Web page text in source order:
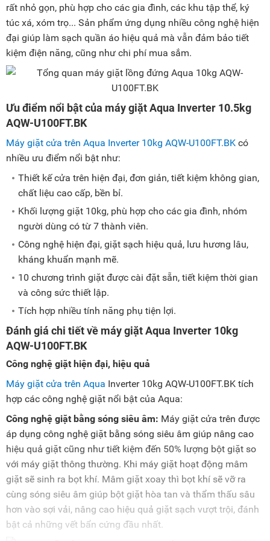
rất nhỏ gọn, phù hợp cho các gia đình, các khu tập thể, ký
túc xá, xóm trọ... Sản phẩm ứng dụng nhiều công nghệ hiện
đại giúp làm sạch quần áo hiệu quả mà vẫn đảm bảo tiết
kiệm điện năng, cũng như chi phí mua sắm.
Ưu điểm nổi bật của máy giặt Aqua Inverter 10.5kg
AQW-U100FT.BK
Máy giặt cửa trên Aqua Inverter 10kg AQW-U100FT.BK có
nhiều ưu điểm nổi bật như:
Thiết kế cửa trên hiện đại, đơn giản, tiết kiệm không gian,
chất liệu cao cấp, bền bỉ.
Khối lượng giặt 10kg, phù hợp cho các gia đình, nhóm
người dùng có từ 7 thành viên.
Công nghệ hiện đại, giặt sạch hiệu quả, lưu hương lâu,
kháng khuẩn mạnh mẽ.
10 chương trình giặt được cài đặt sẵn, tiết kiệm thời gian
và công sức thiết lập.
Tích hợp nhiều tính năng phụ tiện lợi.
Đánh giá chi tiết về máy giặt Aqua Inverter 10kg
AQW-U100FT.BK
Công nghệ giặt hiện đại, hiệu quả
Máy giặt cửa trên Aqua Inverter 10kg AQW-U100FT.BK tích
hợp các công nghệ giặt nổi bật của Aqua:
Công nghệ giặt bằng sóng siêu âm: Máy giặt cửa trên được
áp dụng công nghệ giặt bằng sóng siêu âm giúp nâng cao
hiệu quả giặt cũng như tiết kiệm đến 50% lượng bột giặt so
với máy giặt thông thường. Khi máy giặt hoạt động mâm
giặt sẽ sinh ra bọt khí. Mâm giặt xoay thì bọt khí sẽ vỡ ra
cùng sóng siêu âm giúp bột giặt hòa tan và thẩm thấu sâu
hơn vào sợi vải, nâng cao hiệu quả giặt sạch vượt trội, đánh
bật cả những vết bẩn cứng đầu nhất.